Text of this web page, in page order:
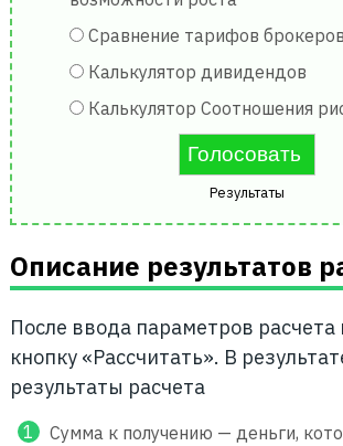
Сравнение тарифов брокеров
Калькулятор дивидендов
Калькулятор Соотношения
Результаты
Описание результатов
После ввода параметров
кнопку «Рассчитать». В
результаты расчета
Сумма к получению — деньги,